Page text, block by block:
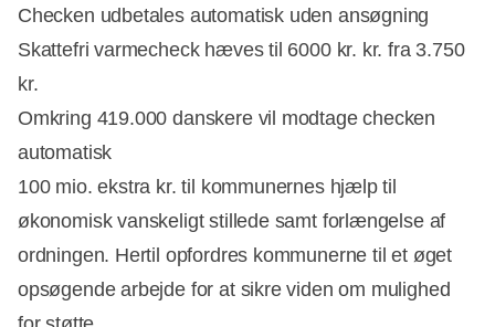
Checken udbetales automatisk uden ansøgning
Skattefri varmecheck hæves til 6000 kr. kr. fra 3.750
kr.
Omkring 419.000 danskere vil modtage checken
automatisk
100 mio. ekstra kr. til kommunernes hjælp til
økonomisk vanskeligt stillede samt forlængelse af
ordningen. Hertil opfordres kommunerne til et øget
opsøgende arbejde for at sikre viden om mulighed